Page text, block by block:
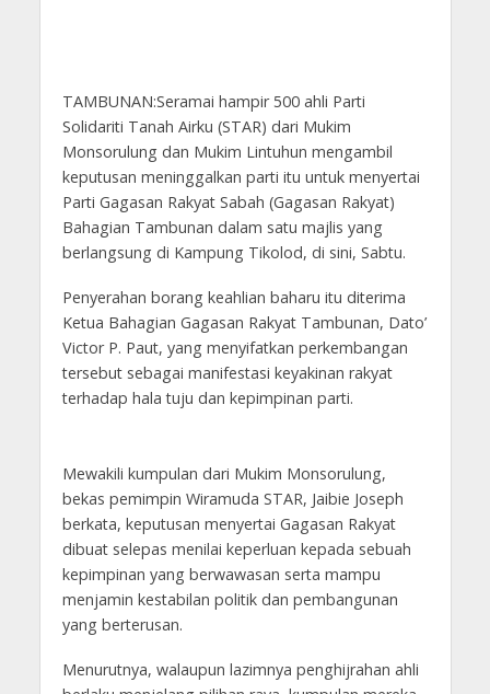
TAMBUNAN:Seramai hampir 500 ahli Parti
Solidariti Tanah Airku (STAR) dari Mukim
Monsorulung dan Mukim Lintuhun mengambil
keputusan meninggalkan parti itu untuk menyertai
Parti Gagasan Rakyat Sabah (Gagasan Rakyat)
Bahagian Tambunan dalam satu majlis yang
berlangsung di Kampung Tikolod, di sini, Sabtu.
Penyerahan borang keahlian baharu itu diterima
Ketua Bahagian Gagasan Rakyat Tambunan, Dato’
Victor P. Paut, yang menyifatkan perkembangan
tersebut sebagai manifestasi keyakinan rakyat
terhadap hala tuju dan kepimpinan parti.
Mewakili kumpulan dari Mukim Monsorulung,
bekas pemimpin Wiramuda STAR, Jaibie Joseph
berkata, keputusan menyertai Gagasan Rakyat
dibuat selepas menilai keperluan kepada sebuah
kepimpinan yang berwawasan serta mampu
menjamin kestabilan politik dan pembangunan
yang berterusan.
Menurutnya, walaupun lazimnya penghijrahan ahli